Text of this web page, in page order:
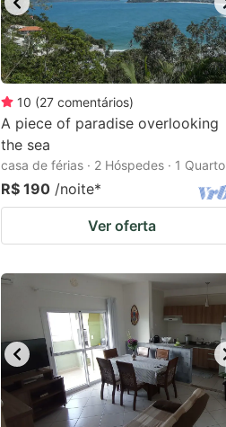
10 (27 comentários)
A piece of paradise overlooking
the sea
casa de férias · 2 Hóspedes · 1 Quarto
R$ 190 /noite*
Ver oferta